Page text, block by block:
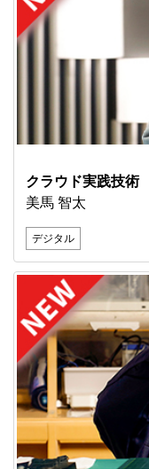
クラウド実践技術
美馬 智太
デジタル